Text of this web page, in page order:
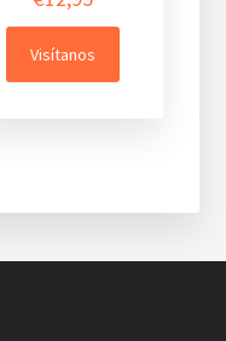
Visítanos